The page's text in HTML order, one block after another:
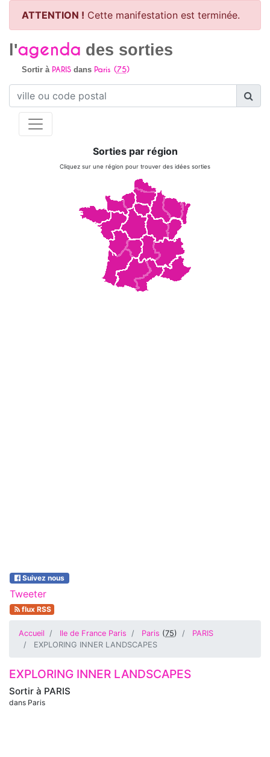
ATTENTION ! Cette manifestation est terminée.
l'agenda des sorties
Sortir à PARISdans Paris (75)
Sorties par région
Cliquez sur une région pour trouver des idées sorties
Suivez nous
Tweeter
flux RSS
Accueil Ile de France Paris Paris (75)
PARIS
EXPLORING INNER LANDSCAPES
Sortir à PARIS
dans Paris
EXPLORING INNER LANDSCAPES